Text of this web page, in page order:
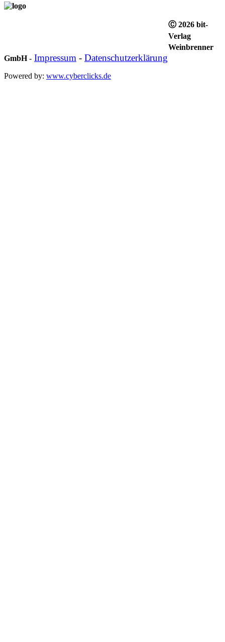
Ⓒ 2026 bit-
Verlag
Weinbrenner
GmbH- Impressum - Datenschutzerklärung
Powered by: www.cyberclicks.de